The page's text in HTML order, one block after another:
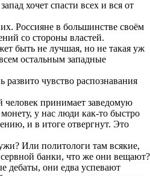
хочет спасти всех и вся от
Россияне в большинстве своём
со стороны властей.
быть не лучшая, но не такая уж
остальным западные
чувство распознавания
принимает заведомую
у нас люди как-то быстро
и в итоге отвергнут. Это
Или политологи там всякие,
банки, что же они вещают?
дебаты, они едва успевают